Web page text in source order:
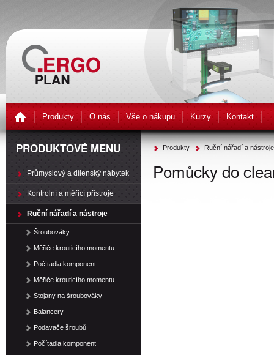
Produkty O nás Vše o nákupu Kurzy Kontakt
Produkty Ruční nářadí a nástroje
Pomůcky do
PRODUKTOVÉ MENU
Průmyslový a dílenský nábytek
Kontrolní a měřicí přístroje
Ruční nářadí a nástroje
Šroubováky
Měřiče krouticího momentu
Počítadla komponent
Měřiče krouticího momentu
Stojany na šroubováky
Balancery
Podavače šroubů
Počítadla komponent